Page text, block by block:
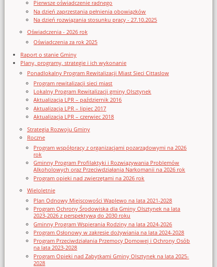
Pierwsze oświadczenie radnego
Na dzień zaprzestania pełnienia obowiązków
Na dzień rozwiązania stosunku pracy - 27.10.2025
Oświadczenia - 2026 rok
Oświadczenia za rok 2025
Raport o stanie Gminy
Plany, programy, strategie i ich wykonanie
Ponadlokalny Program Rewitalizacji Miast Sieci Cittaslow
Program rewitalizacji sieci miast
Lokalny Program Rewitalizacji gminy Olsztynek
Aktualizacja LPR – październik 2016
Aktualizacja LPR – lipiec 2017
Aktualizacja LPR – czerwiec 2018
Strategia Rozwoju Gminy
Roczne
Program współpracy z organizacjami pozarządowymi na 2026
rok
Gminny Program Profilaktyki i Rozwiązywania Problemów
Alkoholowych oraz Przeciwdziałania Narkomanii na 2026 rok
Program opieki nad zwierzętami na 2026 rok
Wieloletnie
Plan Odnowy Miejscowości Waplewo na lata 2021-2028
Program Ochrony Środowiska dla Gminy Olsztynek na lata
2023-2026 z perspektywą do 2030 roku
Gminny Program Wspierania Rodziny na lata 2024-2026
Program Osłonowy w zakresie dożywiania na lata 2024-2028
Program Przeciwdziałania Przemocy Domowej i Ochrony Osób
na lata 2023-2028
Program Opieki nad Zabytkami Gminy Olsztynek na lata 2025-
2028